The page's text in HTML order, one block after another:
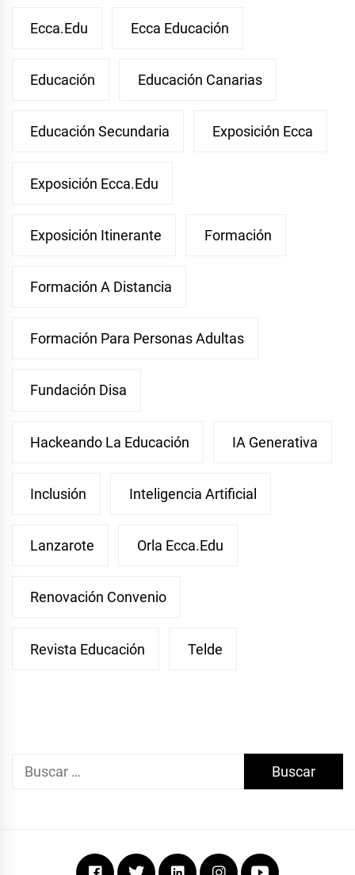
Ecca.edu Ecca Educación
Educación Educación Canarias
Educación Secundaria Exposición Ecca
Exposición Ecca.edu
Exposición Itinerante Formación
Formación A Distancia
Formación Para Personas Adultas
Fundación Disa
Hackeando La Educación IA Generativa
Inclusión Inteligencia Artificial
Lanzarote Orla Ecca.edu
Renovación Convenio
Revista Educación Telde
Buscar:
FacebookTwitterLinkedinInstagramYoutube